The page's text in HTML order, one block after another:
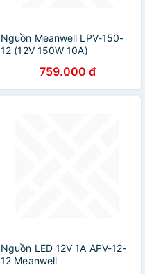
Nguồn Meanwell LPV-150-
12 (12V 150W 10A)
759.000 đ
Nguồn LED 12V 1A APV-12-
12 Meanwell